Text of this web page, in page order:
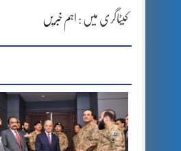
کیٹاگری میں : اہم خبریں